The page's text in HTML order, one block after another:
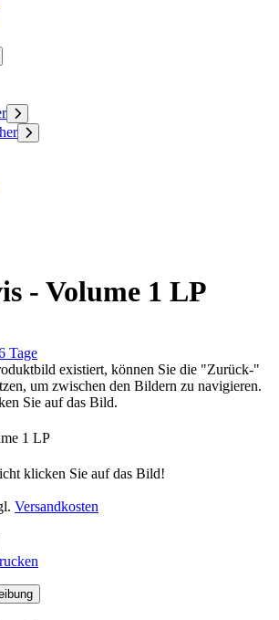
- Volume 1 LP
Tage
existiert, können Sie die "Zurück-"
um zwischen den Bildern zu navigieren.
Sie auf das Bild.
klicken Sie auf das Bild!
Versandkosten